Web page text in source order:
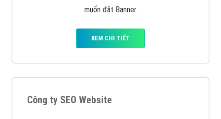
muốn đặt Banner
XEM CHI TIẾT
Công ty SEO Website